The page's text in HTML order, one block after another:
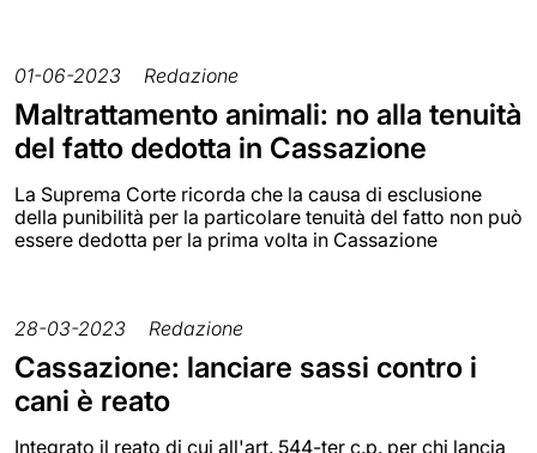
01-06-2023 Redazione
Maltrattamento animali: no alla tenuità
del fatto dedotta in Cassazione
La Suprema Corte ricorda che la causa di esclusione
della punibilità per la particolare tenuità del fatto non può
essere dedotta per la prima volta in Cassazione
28-03-2023 Redazione
Cassazione: lanciare sassi contro i
cani è reato
Integrato il reato di cui all'art. 544-ter c.p. per chi lancia